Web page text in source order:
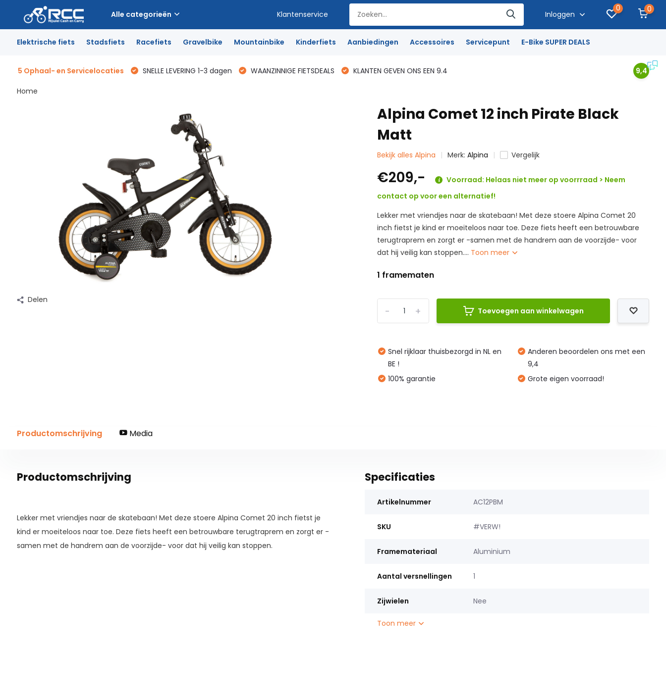
Alle categorieën Klantenservice Inloggen
0 0
Elektrische fiets Stadsfiets Racefiets Gravelbike Mountainbike Kinderfiets Aanbiedingen Accessoires Servicepunt E-Bike SUPER DEALS
5 Ophaal- en Servicelocaties SNELLE LEVERING 1-3 dagen WAANZINNIGE FIETSDEALS KLANTEN GEVEN ONS EEN 9.4 9,4
Home
Delen
Alpina Comet 12 inch Pirate Black
Matt
Bekijk alles Alpina Merk:Alpina Vergelijk
€209,-
Voorraad: Helaas niet meer op voorrraad > Neem
contact op voor een alternatief!
Lekker met vriendjes naar de skatebaan! Met deze stoere Alpina Comet 20
inch fietst je kind er moeiteloos naar toe. Deze fiets heeft een betrouwbare
terugtraprem en zorgt er -samen met de handrem aan de voorzijde- voor
dat hij veilig kan stoppen.... Toon meer
1 framematen
+
- Toevoegen aan winkelwagen
Snel rijklaar thuisbezorgd in NL en
BE !
100% garantie
Anderen beoordelen ons met een
9,4
Grote eigen voorraad!
Productomschrijving Media
Productomschrijving
Lekker met vriendjes naar de skatebaan! Met deze stoere Alpina Comet 20 inch fietst je
kind er moeiteloos naar toe. Deze fiets heeft een betrouwbare terugtraprem en zorgt er -
samen met de handrem aan de voorzijde- voor dat hij veilig kan stoppen.
Specificaties
Artikelnummer AC12PBM
SKU #VERW!
Framemateriaal Aluminium
Aantal versnellingen 1
Zijwielen Nee
Toon meer